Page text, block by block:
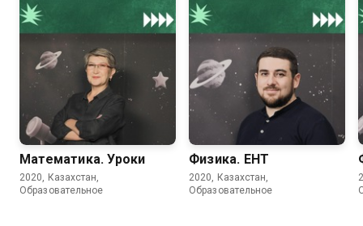
Математика. Уроки
2020, Казахстан,
Образовательное
Физика. ЕНТ
2020, Казахстан,
Образовательное